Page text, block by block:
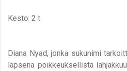
Kesto: 2 t
Diana Nyad, jonka sukunimi
lapsena poikkeuksellista